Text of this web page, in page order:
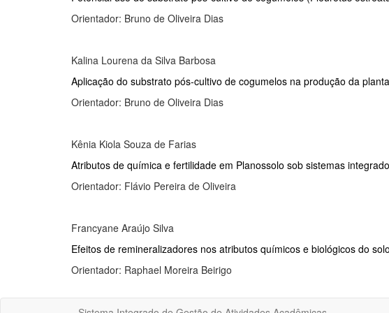
Orientador: Bruno de Oliveira Dias
Kalina Lourena da Silva Barbosa
Aplicação do substrato pós-cultivo de cogumelos na produção da
Orientador: Bruno de Oliveira Dias
Kênia Kiola Souza de Farias
Atributos de química e fertilidade em Planossolo sob sistemas
Orientador: Flávio Pereira de Oliveira
Francyane Araújo Silva
Efeitos de remineralizadores nos atributos químicos e biológicos do solo
Orientador: Raphael Moreira Beirigo